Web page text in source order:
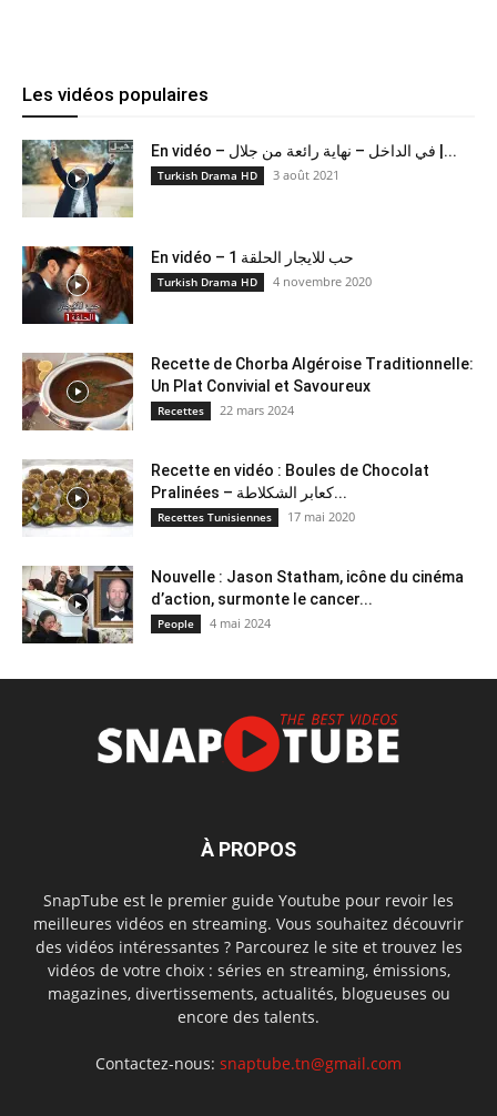
Les vidéos populaires
En vidéo – في الداخل – نهاية رائعة من جلال |...
Turkish Drama HD 3 août 2021
En vidéo – حب للايجار الحلقة 1
Turkish Drama HD 4 novembre 2020
Recette de Chorba Algéroise Traditionnelle:
Un Plat Convivial et Savoureux
Recettes 22 mars 2024
Recette en vidéo : Boules de Chocolat
Pralinées – كعابر الشكلاطة...
Recettes Tunisiennes 17 mai 2020
Nouvelle : Jason Statham, icône du cinéma
d’action, surmonte le cancer...
People 4 mai 2024
À PROPOS
SnapTube est le premier guide Youtube pour revoir les
meilleures vidéos en streaming. Vous souhaitez découvrir
des vidéos intéressantes ? Parcourez le site et trouvez les
vidéos de votre choix : séries en streaming, émissions,
magazines, divertissements, actualités, blogueuses ou
encore des talents.
Contactez-nous: snaptube.tn@gmail.com